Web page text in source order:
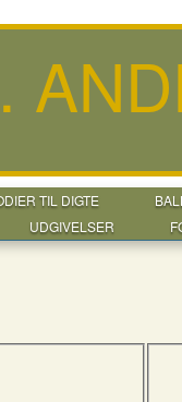
TIL DIGTE
UDGIVELSER